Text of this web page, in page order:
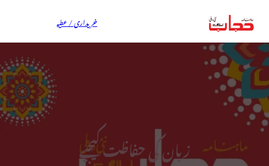
خریداری / عطیہ
زبان کی حفاظت کیجیے